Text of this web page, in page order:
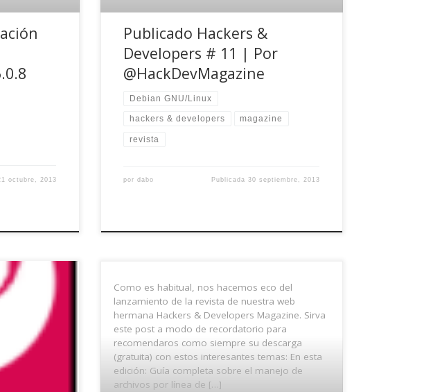
octubre, 2013
Publicado Hackers &
Developers # 11 | Por
@HackDevMagazine
Debian GNU/Linux
hackers & developers magazine
revista
pordabo Publicada 30 septiembre, 2013
ver los
15 entró
Tal y como
El
la
[…]
Como es habitual, nos hacemos eco del
lanzamiento de la revista de nuestra web
hermana Hackers & Developers Magazine. Sirva
este post a modo de recordatorio para
recomendaros como siempre su descarga
(gratuita) con estos interesantes temas: En esta
edición: Guía completa sobre el manejo de
archivos por línea de […]